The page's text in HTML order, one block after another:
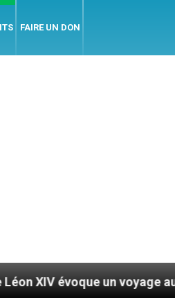
FAIRE UN DON
un voyage aux États-Unis